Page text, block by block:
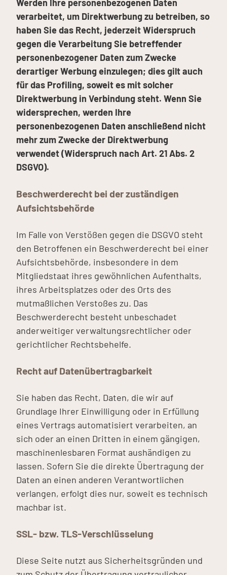
Werden Ihre personenbezogenen Daten
verarbeitet, um Direktwerbung zu betreiben, so
haben Sie das Recht, jederzeit Widerspruch
gegen die Verarbeitung Sie betreffender
personenbezogener Daten zum Zwecke
derartiger Werbung einzulegen; dies gilt auch
für das Profiling, soweit es mit solcher
Direktwerbung in Verbindung steht. Wenn Sie
widersprechen, werden Ihre
personenbezogenen Daten anschließend nicht
mehr zum Zwecke der Direktwerbung
verwendet (Widerspruch nach Art. 21 Abs. 2
DSGVO).
Beschwerderecht bei der zuständigen
Aufsichtsbehörde
Im Falle von Verstößen gegen die DSGVO steht
den Betroffenen ein Beschwerderecht bei einer
Aufsichtsbehörde, insbesondere in dem
Mitgliedstaat ihres gewöhnlichen Aufenthalts,
ihres Arbeitsplatzes oder des Orts des
mutmaßlichen Verstoßes zu. Das
Beschwerderecht besteht unbeschadet
anderweitiger verwaltungsrechtlicher oder
gerichtlicher Rechtsbehelfe.
Recht auf Datenübertragbarkeit
Sie haben das Recht, Daten, die wir auf
Grundlage Ihrer Einwilligung oder in Erfüllung
eines Vertrags automatisiert verarbeiten, an
sich oder an einen Dritten in einem gängigen,
maschinenlesbaren Format aushändigen zu
lassen. Sofern Sie die direkte Übertragung der
Daten an einen anderen Verantwortlichen
verlangen, erfolgt dies nur, soweit es technisch
machbar ist.
SSL- bzw. TLS-Verschlüsselung
Diese Seite nutzt aus Sicherheitsgründen und